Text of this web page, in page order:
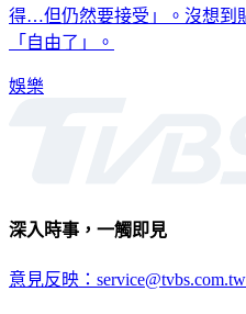
得…但仍然要接受」。沒想到
「自由了」。
娛樂
深入時事，一觸即見
意見反映：service@tvbs.com.tw